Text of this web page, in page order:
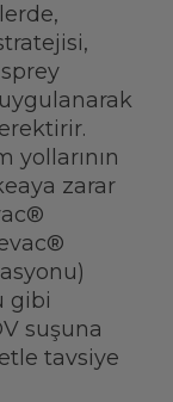
yollarının
zarar
gibi
suşuna
tavsiye